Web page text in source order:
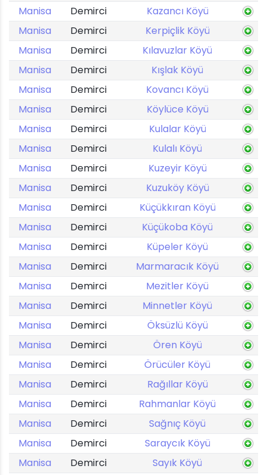
Manisa
Demirci
Kazancı Köyü
Manisa
Demirci
Kerpiçlik Köyü
Manisa
Demirci
Kılavuzlar Köyü
Manisa
Demirci
Kışlak Köyü
Manisa
Demirci
Kovancı Köyü
Manisa
Demirci
Köylüce Köyü
Manisa
Demirci
Kulalar Köyü
Manisa
Demirci
Kulalı Köyü
Manisa
Demirci
Kuzeyir Köyü
Manisa
Demirci
Kuzuköy Köyü
Manisa
Demirci
Küçükkıran Köyü
Manisa
Demirci
Küçükoba Köyü
Manisa
Demirci
Küpeler Köyü
Manisa
Demirci
Marmaracık Köyü
Manisa
Demirci
Mezitler Köyü
Manisa
Demirci
Minnetler Köyü
Manisa
Demirci
Öksüzlü Köyü
Manisa
Demirci
Ören Köyü
Manisa
Demirci
Örücüler Köyü
Manisa
Demirci
Rağıllar Köyü
Manisa
Demirci
Rahmanlar Köyü
Manisa
Demirci
Sağnıç Köyü
Manisa
Demirci
Saraycık Köyü
Manisa
Demirci
Sayık Köyü